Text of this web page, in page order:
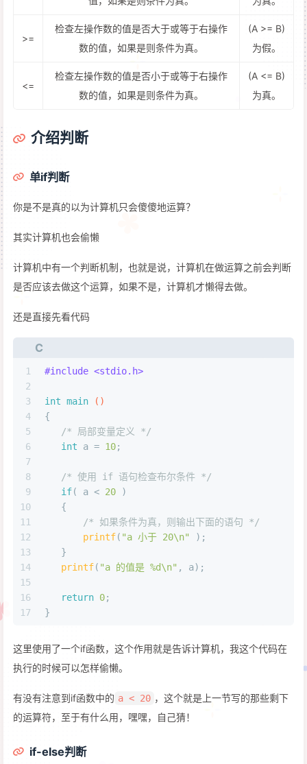
>=
检查左操作数的值是否大于或等于右操作
数的值，如果是则条件为真。
(A >= B)
为假。
<=
检查左操作数的值是否小于或等于右操作
数的值，如果是则条件为真。
(A <= B)
为真。
介绍判断
单if判断
你是不是真的以为计算机只会傻傻地运算？
其实计算机也会偷懒
计算机中有一个判断机制，也就是说，计算机在做运算之前会判断
是否应该去做这个运算，如果不是，计算机才懒得去做。
还是直接先看代码
C
1
2
3
4
5
6
7
8
9
10
11
12
13
14
15
16
17
#include <stdio.h>
int main
()
{
/* 局部变量定义 */
int a = 10;
/* 使用 if 语句检查布尔条件 */
if( a < 20 )
   {
/* 如果条件为真，则输出下面的语句 */
printf( "a 小于 20\n"
);
   }
printf( "a 的值是 %d\n" , a);
return 0;
}
这里使用了一个if函数，这个作用就是告诉计算机，我这个代码在
执行的时候可以怎样偷懒。
有没有注意到if函数中的 a < 20 ，这个就是上一节写的那些剩下
的运算符，至于有什么用，嘿嘿，自己猜！
if-else判断